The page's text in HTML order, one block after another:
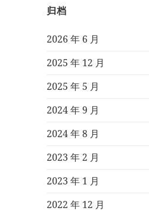
归档
2026 年 6 月
2025 年 12 月
2025 年 5 月
2024 年 9 月
2024 年 8 月
2023 年 2 月
2023 年 1 月
2022 年 12 月